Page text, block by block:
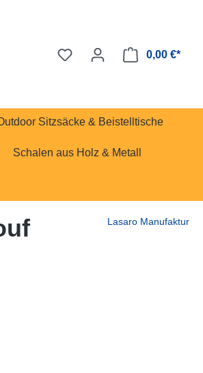
0,00 €*
Sitzsäcke & Beistelltische
Schalen aus Holz & Metall
Lasaro Manufaktur